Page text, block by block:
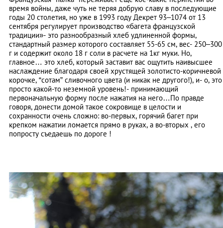
время войны, даже чуть не теряя добрую славу в последующие
годы 20 столетия, но уже в 1993 году Декрет 93–1074 от 13
сентября регулирует производство «багета французской
традиции»- это разнообразный хлеб удлиненной формы,
стандартный размер которого составляет 55-65 см, вес- 250–300
г и содержит около 18 г соли в расчете на 1кг муки. Но,
главное… это хлеб, который заставит вас ощутить наивысшее
наслаждение благодаря своей хрустящей золотисто-коричневой
корочке, “сотам” сливочного цвета (и никак не другого!), и- о, это
просто какой-то неземной уровень!- принимающий
первоначальную форму после нажатия на него…По правде
говоря, донести домой такое сокровище в целости и
сохранности очень сложно: во-первых, горячий багет при
крепком нажатии ломается прямо в руках, а во-вторых , его
попросту съедаешь по дороге !